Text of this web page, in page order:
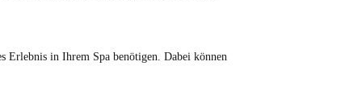
Erlebnis in Ihrem Spa benötigen. Dabei können